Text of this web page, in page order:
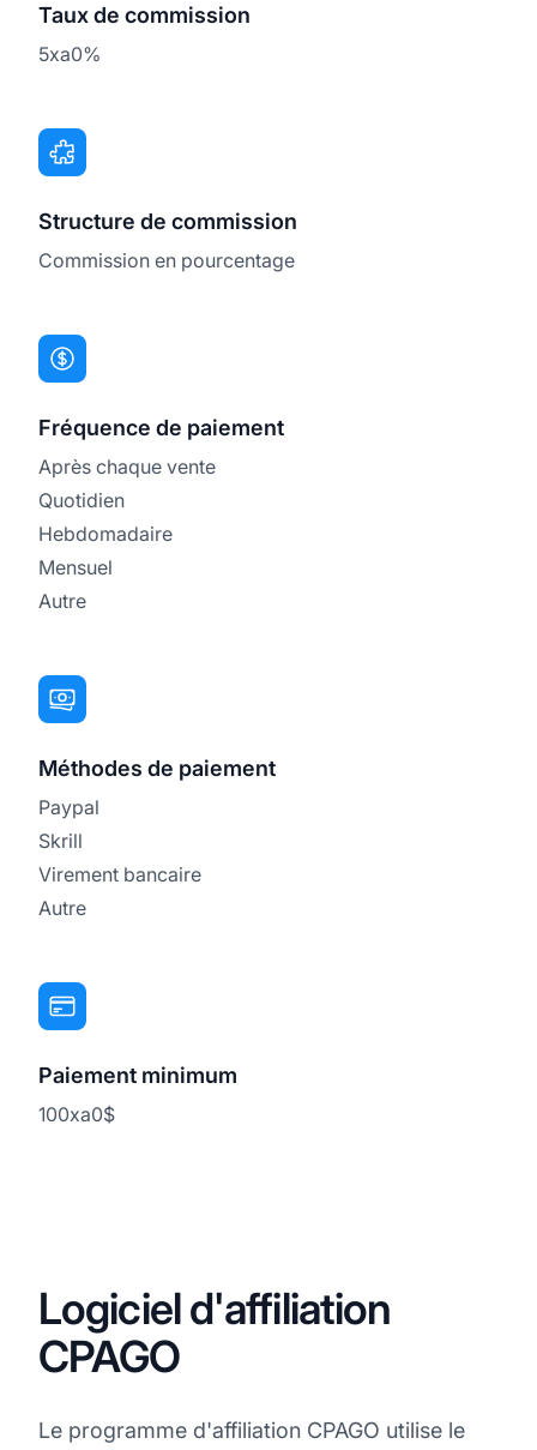
Taux de commission
5xa0%
Structure de commission
Commission en pourcentage
Fréquence de paiement
Après chaque vente
Quotidien
Hebdomadaire
Mensuel
Autre
Méthodes de paiement
Paypal
Skrill
Virement bancaire
Autre
Paiement minimum
100xa0$
Logiciel d'affiliation
CPAGO
Le programme d'affiliation CPAGO utilise le